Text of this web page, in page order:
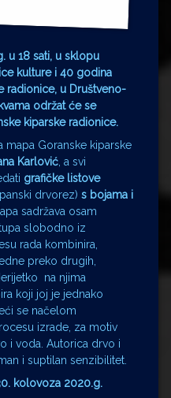
u 18 sati, u sklopu
kulture i 40 godina
radionice, u Društveno-
održat će se
kiparske radionice.
mapa Goranske kiparske
Karlović , a svi
grafičke listove
drvorez) s bojama i
sadržava osam
slobodno iz
rada kombinira,
preko drugih,
na njima
koji joj je jednako
se načelom
izrade, za motiv
i voda. Autorica drvo i
i suptilan senzibilitet.
kolovoza 2020.g.